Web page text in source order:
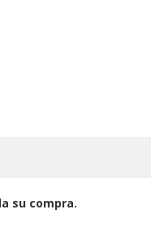
su compra.